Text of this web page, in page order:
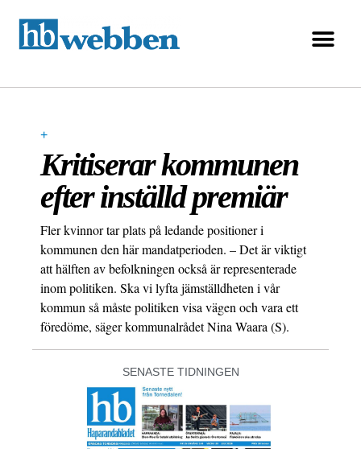
+
Kritiserar kommunen
efter inställd premiär
Fler kvinnor tar plats på ledande positioner i
kommunen den här mandatperioden. – Det är viktigt
att hälften av befolkningen också är representerade
inom politiken. Ska vi lyfta jämställdheten i vår
kommun så måste politiken visa vägen och vara ett
föredöme, säger kommunalrådet Nina Waara (S).
SENASTE TIDNINGEN